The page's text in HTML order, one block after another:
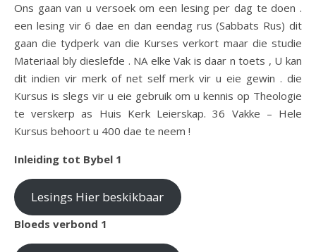
Ons gaan van u versoek om een lesing per dag te doen .
een lesing vir 6 dae en dan eendag rus (Sabbats Rus) dit
gaan die tydperk van die Kurses verkort maar die studie
Materiaal bly dieslefde . NA elke Vak is daar n toets , U kan
dit indien vir merk of net self merk vir u eie gewin . die
Kursus is slegs vir u eie gebruik om u kennis op Theologie
te verskerp as Huis Kerk Leierskap. 36 Vakke – Hele
Kursus behoort u 400 dae te neem !
Inleiding tot Bybel 1
Lesings Hier beskikbaar
Bloeds verbond 1